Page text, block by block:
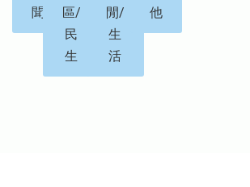
聞
區/
民
生
閒/
生
活
他